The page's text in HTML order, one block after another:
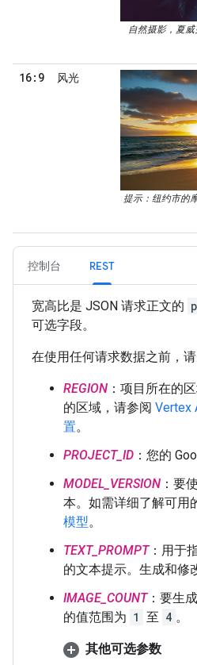
自然摄影，夏
16:9 风光
提示：纽约市的
控制台 REST
宽高比是 JSON 请求正文的
可选字段。
在使用任何请求数据之前，
REGION ：项目所在的
的区域，请参阅 Vertex
置。
PROJECT_ID ：您的
MODEL_VERSION ：要
本。如需详细了解可用
模型。
TEXT_PROMPT：用于
的文本提示。生成和修
IMAGE_COUNT：要生
的值范围为 1 至 4 。
其他可选参数